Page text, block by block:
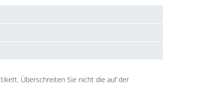
Überschreiten Sie nicht die auf der